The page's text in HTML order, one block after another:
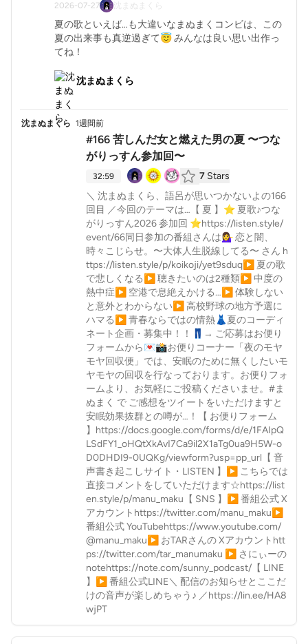
2026-07-27 沈まぬまくら
夏の歌といえば…も大違いなまぬまくコンビは、この
夏の出来事も真逆過ぎて😇 みんなは良い思い出作っ
てね！
沈まぬまくら
沈まぬまくら 1週間前
#166 苦しんだ女と燃えた男の夏 〜つな
がりっすん参加回〜
32:59 7 Stars
＼ 沈まぬまくら、語呂が思いつかないよの166
回目 ／今回のテーマは…【 夏 】⭐️ 夏歌♪つな
がりっすん2026 参加回 ⭐️https://listen.style/
event/66同日参加の番組さんは💁‍♀️ 恋と闇、
時々こじらせ。〜大体人生脱線してる〜 さん h
ttps://listen.style/p/koikoji/yet9sduq▶︎ 夏の歌
で悲しくなる▶︎ 聴きたいのは2種類▶︎ 中度の
熱中症▶︎ 空港で息絶えかける…▶︎ 体験しない
と意外とわからない▶︎ 高校野球の地方予選に
ハマる▶︎ 青春ならではの情熱👗夏のコーディ
ネート企画・募集中！！👖→ ご応募はお便り
フォームから💌📸お便りコーナー「夜のモヤ
モヤ回収便」では、安眠のために無くしたいモ
ヤモヤの回収を行なっております。お便りフォ
ームより、お気軽にご投稿くださいませ。#ま
ぬまく で ご感想をツイートをいただけますと
安眠効果抜群との噂が…！【 お便りフォーム
】⁠⁠⁠⁠https://docs.google.com/forms/d/e/1FAIpQ
LSdFY1_oHQtXkAvI7Ca9il2X1aTg0ua9H5W-o
D0DHDI9-0UQKg/viewform?usp=pp_url⁠⁠⁠⁠【 音
声書き起こしサイト・LISTEN 】▶︎ こちらでは
直接コメントをしていただけます☆⁠⁠⁠https://list
en.style/p/manu_maku⁠⁠⁠【 SNS 】▶︎ 番組公式 X
アカウント⁠⁠⁠⁠https://twitter.com/manu_maku⁠⁠⁠▶︎
番組公式 YouTube⁠⁠⁠⁠https://www.youtube.com/
@manu_maku⁠⁠⁠⁠▶︎ おTARさんの Xアカウント⁠⁠⁠⁠htt
ps://twitter.com/tar_manumaku⁠⁠⁠ ▶︎ さにぃーの
note⁠⁠⁠https://note.com/sunny_podcast/⁠⁠⁠【 LINE
】▶︎ 番組公式LINE＼ 配信のお知らせとここだ
けの音声が楽しめちゃう♪ ／⁠⁠⁠https://lin.ee/HA8
wjPT ⁠⁠